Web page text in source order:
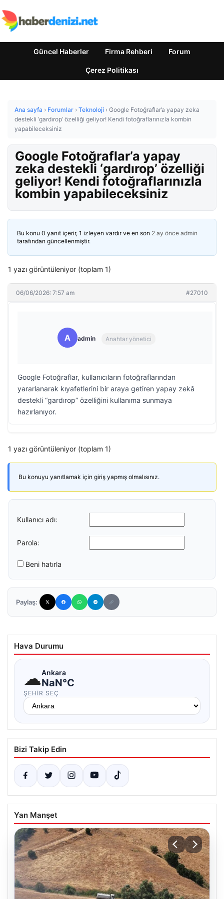
Güncel Haberler Firma Rehberi Forum
Çerez Politikası
Ana sayfa › Forumlar › Teknoloji › Google Fotoğraflar’a yapay zeka
destekli ‘gardırop’ özelliği geliyor! Kendi fotoğraflarınızla kombin
yapabileceksiniz
Google Fotoğraflar’a yapay
zeka destekli ‘gardırop’ özelliği
geliyor! Kendi fotoğraflarınızla
kombin yapabileceksiniz
Bu konu 0 yanıt içerir, 1 izleyen vardır ve en son 2 ay önce admin
tarafından güncellenmiştir.
1 yazı görüntüleniyor (toplam 1)
06/06/2026: 7:57 am #27010
A admin Anahtar yönetici
Google Fotoğraflar, kullanıcıların fotoğraflarından
yararlanarak kıyafetlerini bir araya getiren yapay zekâ
destekli “gardırop” özelliğini kullanıma sunmaya
hazırlanıyor.
1 yazı görüntüleniyor (toplam 1)
Bu konuyu yanıtlamak için giriş yapmış olmalısınız.
Kullanıcı adı:
Parola:
Beni hatırla
Paylaş:
Hava Durumu
☁Ankara
NaN°C
ŞEHIR SEÇ
Bizi Takip Edin
Yan Manşet